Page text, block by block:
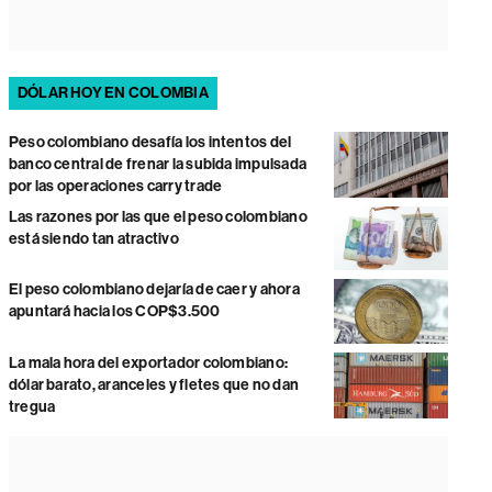
DÓLAR HOY EN COLOMBIA
Peso colombiano desafía los intentos del
banco central de frenar la subida impulsada
por las operaciones carry trade
Las razones por las que el peso colombiano
está siendo tan atractivo
El peso colombiano dejaría de caer y ahora
apuntará hacia los COP$3.500
La mala hora del exportador colombiano:
dólar barato, aranceles y fletes que no dan
tregua